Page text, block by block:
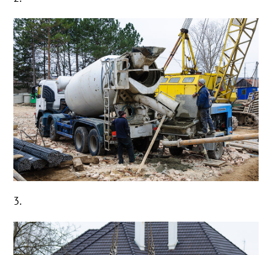
3.